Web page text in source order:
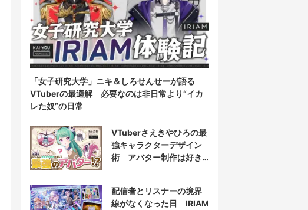
「女子研究大学」ニキ＆しろせんせーが語る
VTuberの最適解 必要なのは非日常より“イカ
レた奴”の日常
VTuberさえきやひろの最
強キャラクターデザイン
術 アバター制作は好き
配信者とリスナーの境界
線がなくなった日 IRIAM